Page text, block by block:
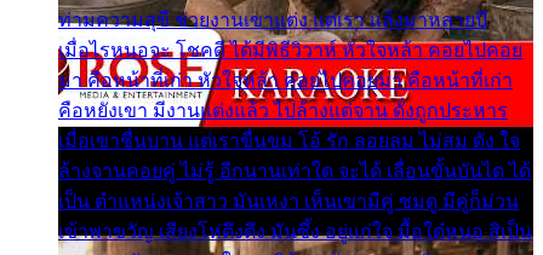
ท่ามความสุขี ช่วยงานเขาแต่ง แต่เรา แล้งมาหลายปี
เมื่อไรหนอจะ โชคดี ได้มีพิธีวิวาห์ หัวใจหล้า คอยไปคอย
มา คือหน้าที่เก่า หัวใจหล้า คอยไปคอยมา คือหน้าที่เก่า
คือหยังเขา มีงานแต่งแล้ว ไปล้างแต่จาน ดั่งถูกประหาร
เมื่อเขาชื่นบาน แต่เราขื่นขม โอ้ รัก ลอยลม ไม่สม ดัง ใจ
ล้างจานคอยคู่ ไม่รู้ อีกนานเท่าใด จะได้ เลื่อนขั้นบันได ได้
เป็น ตำแหน่งเจ้าสาว มันเหงา เห็นเขามีคู่ ซมดู มีคู่ก็ม่วน
เข้าพาขวัญ เสียงโห่ตึงตึง มันซึ้ง อยู่แก่ใจ มื้อใด๋หนอ สิเป็น